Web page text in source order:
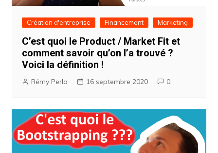
Création d'entreprise Financement Marketing
C’est quoi le Product / Market Fit et
comment savoir qu’on l’a trouvé ?
Voici la définition !
Rémy Perla 16 septembre 2020 0